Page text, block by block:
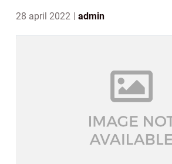
28 april 2022 admin